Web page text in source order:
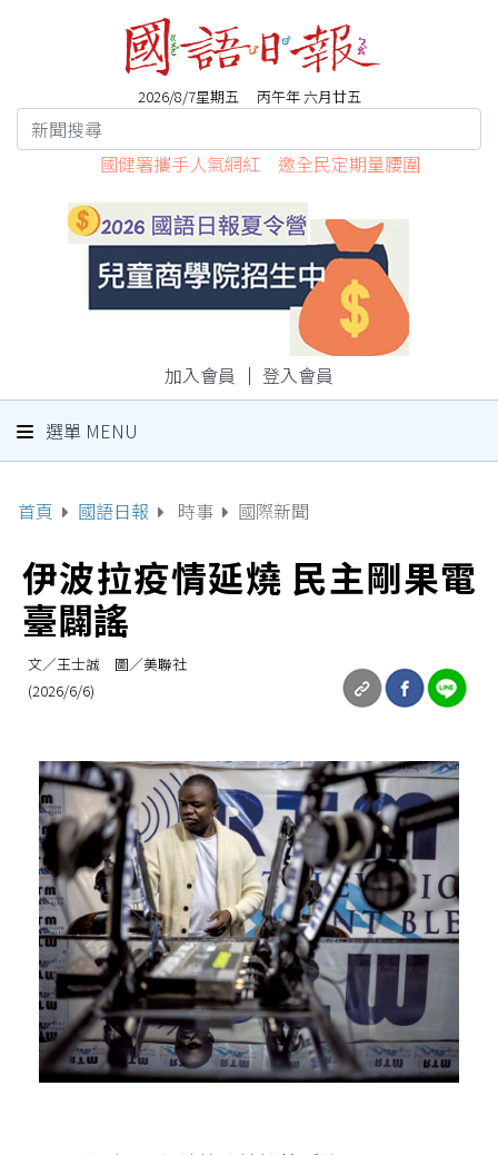
2026/8/7星期五 丙午年 六月廿五
國健署攜手人氣網紅 邀全民定期量腰圍
加入會員 ｜ 登入會員
選單 MENU
首頁 國語日報 時事 國際新聞
伊波拉疫情延燒 民主剛果電
臺闢謠
文／王士誠 圖／美聯社
(2026/6/6)